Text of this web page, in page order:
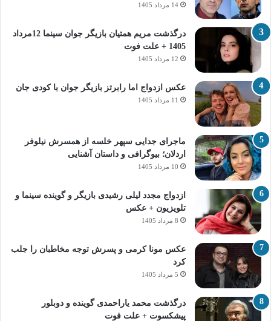
14 مرداد 1405
درگذشت مریم همتیان بازیگر جوان سینما 12مرداد
1405 + علت فوت
12 مرداد 1405
عکس ازدواج اما رابرتز بازیگر جوان با کودی جان
11 مرداد 1405
ماجرای جدایی سپهر خلسه از همسرش نیلوفر
اردلان؛ بیوگرافی و داستان آشنایی
10 مرداد 1405
ازدواج مجدد لیلی رشیدی بازیگر و گوینده سینما و
تلویزیون + عکس
8 مرداد 1405
عکس مونا کرمی و پسرش توجه مخاطبان را جلب
کرد
5 مرداد 1405
درگذشت محمد یاراحمدی گوینده و دوبلور
پیشکسوت + علت فوت